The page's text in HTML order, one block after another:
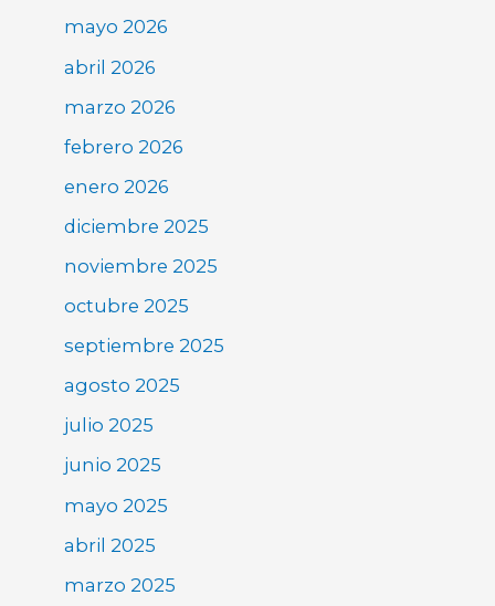
mayo 2026
abril 2026
marzo 2026
febrero 2026
enero 2026
diciembre 2025
noviembre 2025
octubre 2025
septiembre 2025
agosto 2025
julio 2025
junio 2025
mayo 2025
abril 2025
marzo 2025